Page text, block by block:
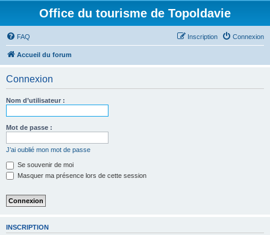
Office du tourisme de Topoldavie
FAQ Connexion
Inscription
Accueil du forum
Connexion
Nom d’utilisateur :
Mot de passe :
J’ai oublié mon mot de passe
Se souvenir de moi
Masquer ma présence lors de cette session
INSCRIPTION